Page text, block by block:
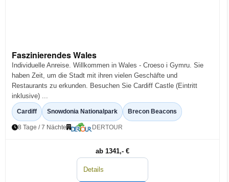
Faszinierendes Wales
Individuelle Anreise. Willkommen in Wales - Croeso i Gymru. Sie
haben Zeit, um die Stadt mit ihren vielen Geschäfte und
Restaurants zu erkunden. Besuchen Sie Cardiff Castle (Eintritt
inklusive) ...
Cardiff Snowdonia Nationalpark Brecon Beacons
8 Tage / 7 Nächte DERTOUR
ab 1341,- €
Details